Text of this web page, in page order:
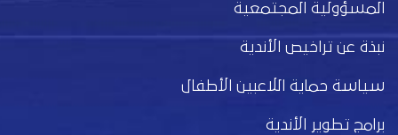
المسؤولية المجتمعية
نبذة عن تراخيص الأندية
سياسة حماية اللاعبين الأطفال
برامج تطوير الأندية